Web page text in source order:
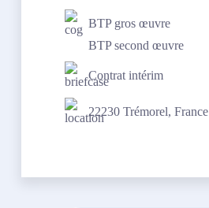
BTP gros œuvre
BTP second œuvre
Contrat intérim
22230 Trémorel, France